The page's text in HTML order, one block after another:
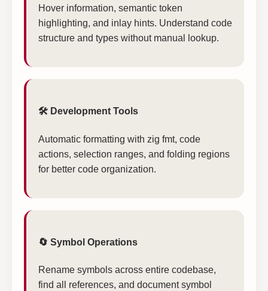
Hover information, semantic token
highlighting, and inlay hints. Understand code
structure and types without manual lookup.
🛠️ Development Tools
Automatic formatting with zig fmt, code
actions, selection ranges, and folding regions
for better code organization.
🔄 Symbol Operations
Rename symbols across entire codebase,
find all references, and document symbol